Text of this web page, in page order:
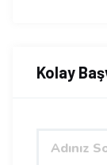
Kolay